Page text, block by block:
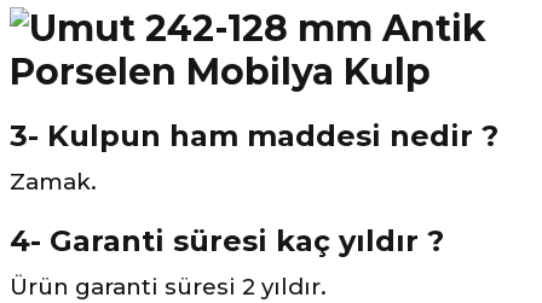
3- Kulpun ham maddesi nedir ?
Zamak.
4- Garanti süresi kaç yıldır ?
Ürün garanti süresi 2 yıldır.